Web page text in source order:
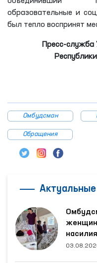
образовательные и
был тепло воспринят
Пресс-служба
Омбудсман
Обращения
Актуальные
области